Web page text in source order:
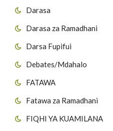
Darasa
Darasa za Ramadhani
Darsa Fupifui
Debates/Mdahalo
FATAWA
Fatawa za Ramadhani
FIQHI YA KUAMILANA